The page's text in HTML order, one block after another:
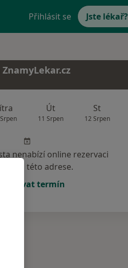
Přihlásit se Jste lékař?
Út
11 Srpen
St
12 Srpen
nenabízí online rezervaci
na této adrese.
termín